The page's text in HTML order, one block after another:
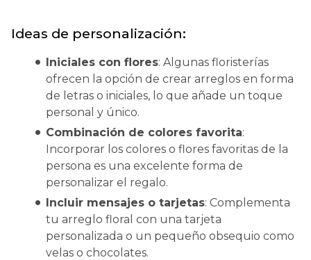
Ideas de personalización:
Iniciales con flores: Algunas floristerías
ofrecen la opción de crear arreglos en forma
de letras o iniciales, lo que añade un toque
personal y único.
Combinación de colores favorita:
Incorporar los colores o flores favoritas de la
persona es una excelente forma de
personalizar el regalo.
Incluir mensajes o tarjetas: Complementa
tu arreglo floral con una tarjeta
personalizada o un pequeño obsequio como
velas o chocolates.